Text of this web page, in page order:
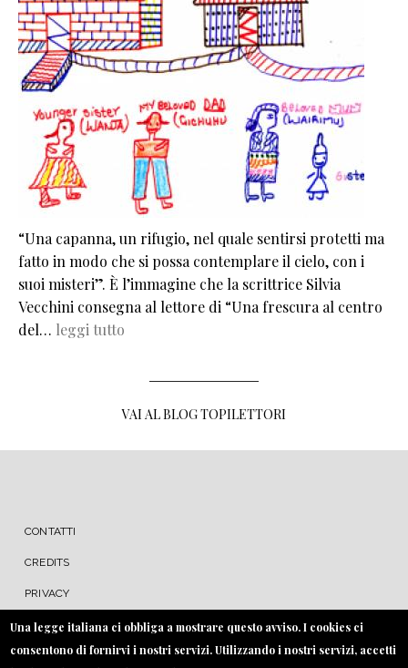
“Una capanna, un rifugio, nel quale sentirsi protetti ma
fatto in modo che si possa contemplare il cielo, con i
suoi misteri”. È l’immagine che la scrittrice Silvia
Vecchini consegna al lettore di “Una frescura al centro
del… leggi tutto
VAI AL BLOG TOPILETTORI
MENU FOOTER
CONTATTI
CREDITS
PRIVACY
COOKIE
Una legge italiana ci obbliga a mostrare questo avviso. I cookies ci
consentono di fornirvi i nostri servizi. Utilizzando i nostri servizi, accetti